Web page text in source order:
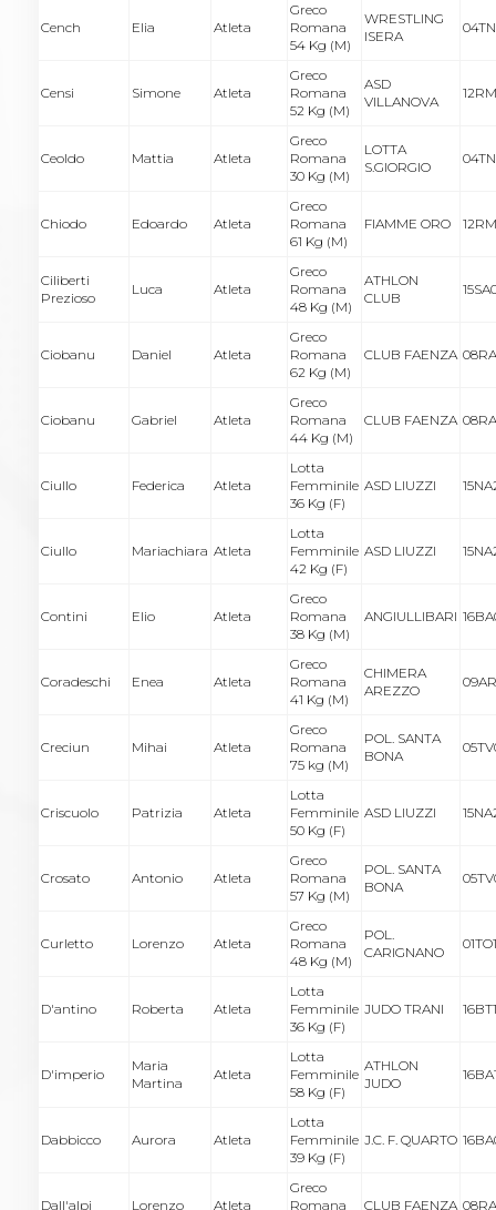
Cench Elia Atleta
Greco
Romana
54 Kg (M)
WRESTLING
ISERA
Censi Simone Atleta
Greco
Romana
52 Kg (M)
ASD
VILLANOVA
Ceoldo Mattia Atleta
Greco
Romana
30 Kg (M)
LOTTA
S.GIORGIO
Chiodo Edoardo Atleta
Greco
Romana
61 Kg (M)
FIAMME ORO
Ciliberti
Prezioso
Luca Atleta
Greco
Romana
48 Kg (M)
ATHLON
CLUB
Ciobanu Daniel Atleta
Greco
Romana
62 Kg (M)
CLUB FAENZA
Ciobanu Gabriel Atleta
Greco
Romana
44 Kg (M)
CLUB FAENZA
Ciullo Federica Atleta
Lotta
Femminile
36 Kg (F)
ASD LIUZZI
Ciullo Mariachiara Atleta
Lotta
Femminile
42 Kg (F)
ASD LIUZZI
Contini Elio Atleta
Greco
Romana
38 Kg (M)
ANGIULLIBARI
Coradeschi Enea Atleta
Greco
Romana
41 Kg (M)
CHIMERA
AREZZO
Creciun Mihai Atleta
Greco
Romana
75 kg (M)
POL. SANTA
BONA
Criscuolo Patrizia Atleta
Lotta
Femminile
50 Kg (F)
ASD LIUZZI
Crosato Antonio Atleta
Greco
Romana
57 Kg (M)
POL. SANTA
BONA
Curletto Lorenzo Atleta
Greco
Romana
48 Kg (M)
POL.
CARIGNANO
D'antino Roberta Atleta
Lotta
Femminile
36 Kg (F)
JUDO TRANI
D'imperio
Maria
Martina
Atleta
Lotta
Femminile
58 Kg (F)
ATHLON
JUDO
Dabbicco Aurora Atleta
Lotta
Femminile
39 Kg (F)
J.C. F. QUARTO
Dall'alpi Lorenzo Atleta
Greco
Romana
CLUB FAENZA